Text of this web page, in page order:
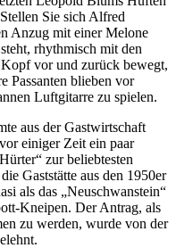
Sie sich Alfred
Anzug mit einer Melone
rhythmisch mit den
vor und zurück bewegt,
Passanten blieben vor
Luftgitarre zu spielen.
aus der Gastwirtschaft
einiger Zeit ein paar
zur beliebtesten
Gaststätte aus den 1950er
als das „Neuschwanstein“
Kneipen. Der Antrag, als
zu werden, wurde von der